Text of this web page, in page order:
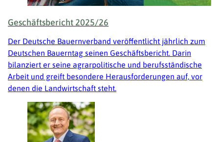
Geschäftsbericht 2025/26
Der Deutsche Bauernverband veröffentlicht jährlich zum
Deutschen Bauerntag seinen Geschäftsbericht. Darin
bilanziert er seine agrarpolitische und berufsständische
Arbeit und greift besondere Herausforderungen auf, vor
denen die Landwirtschaft steht.